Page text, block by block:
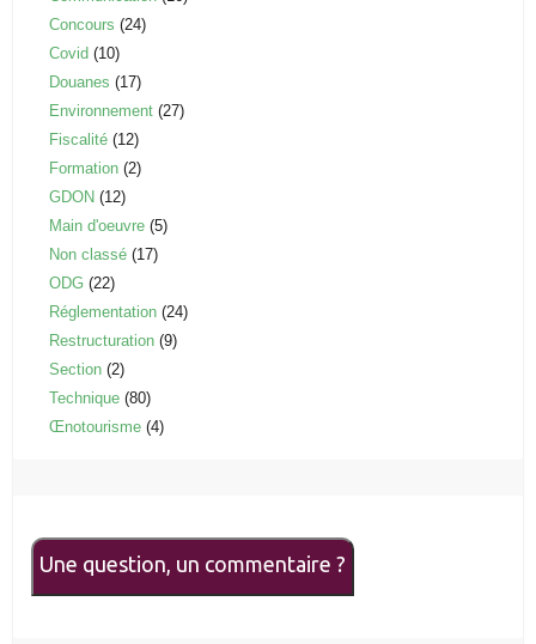
Concours (24)
Covid (10)
Douanes (17)
Environnement (27)
Fiscalité (12)
Formation (2)
GDON (12)
Main d'oeuvre (5)
Non classé (17)
ODG (22)
Réglementation (24)
Restructuration (9)
Section (2)
Technique (80)
Œnotourisme (4)
Une question, un commentaire ?